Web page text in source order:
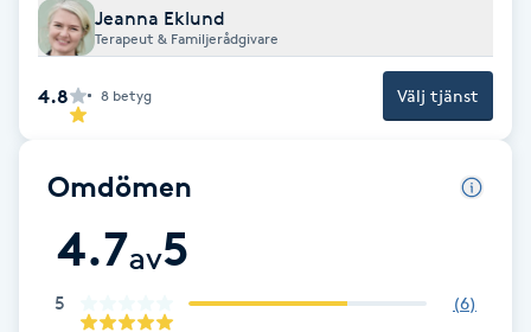
Damklippning
Dermapen
Diamantslipning
Enzympeeling
Extensions
Jeanna Eklund
Terapeut & Familjerådgivare
4.8 8 betyg Välj tjänst
Omdömen
4.7av5
5 (6)